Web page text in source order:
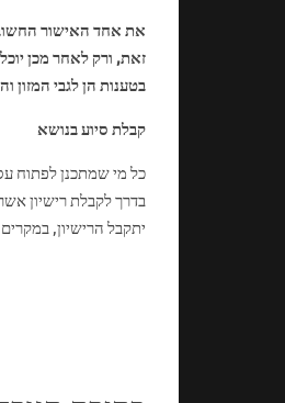
את אחד האישור החשוב
זאת, ורק לאחר מכן
בטענות הן לגבי המזון
קבלת סיוע בנושא
כל מי שמתכנן לפתוח
בדרך לקבלת רישיון
יתקבל הרישיון,